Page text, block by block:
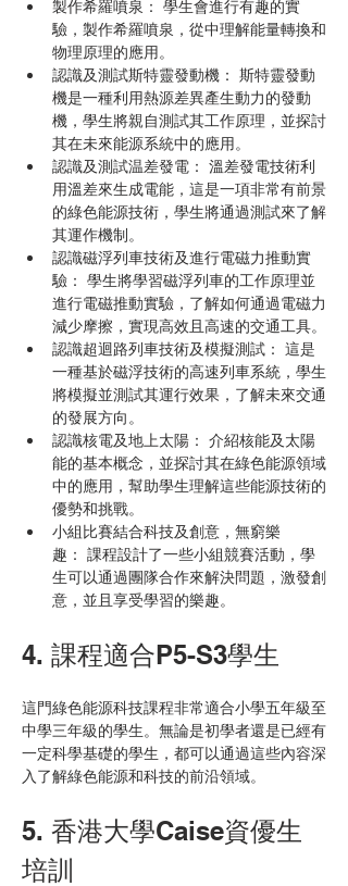
製作希羅噴泉： 學生會進行有趣的實
驗，製作希羅噴泉，從中理解能量轉換和
物理原理的應用。
認識及測試斯特靈發動機： 斯特靈發動
機是一種利用熱源差異產生動力的發動
機，學生將親自測試其工作原理，並探討
其在未來能源系統中的應用。
認識及測試温差發電： 溫差發電技術利
用溫差來生成電能，這是一項非常有前景
的綠色能源技術，學生將通過測試來了解
其運作機制。
認識磁浮列車技術及進行電磁力推動實
驗： 學生將學習磁浮列車的工作原理並
進行電磁推動實驗，了解如何通過電磁力
減少摩擦，實現高效且高速的交通工具。
認識超迴路列車技術及模擬測試： 這是
一種基於磁浮技術的高速列車系統，學生
將模擬並測試其運行效果，了解未來交通
的發展方向。
認識核電及地上太陽： 介紹核能及太陽
能的基本概念，並探討其在綠色能源領域
中的應用，幫助學生理解這些能源技術的
優勢和挑戰。
小組比賽結合科技及創意，無窮樂
趣： 課程設計了一些小組競賽活動，學
生可以通過團隊合作來解決問題，激發創
意，並且享受學習的樂趣。
4. 課程適合P5-S3學生
這門綠色能源科技課程非常適合小學五年級至
中學三年級的學生。無論是初學者還是已經有
一定科學基礎的學生，都可以通過這些內容深
入了解綠色能源和科技的前沿領域。
5. 香港大學Caise資優生
培訓